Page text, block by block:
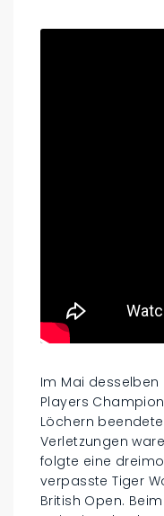
Im Mai
Players
Löchern
Verletzungen
folgte eine
verpasste Tiger
British Open.